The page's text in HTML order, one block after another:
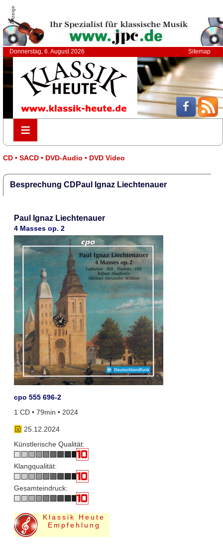
Anzeige
Donnerstag, 6. August 2026 Sitemap
≡
≡
CD • SACD • DVD-Audio • DVD Video
Besprechung CDPaul Ignaz Liechtenauer
Paul Ignaz Liechtenauer
4 Masses op. 2
cpo 555 696-2
1 CD • 79min • 2024
25.12.2024
Künstlerische Qualität:
Klangqualität:
Gesamteindruck:
Klassik Heute
Empfehlung